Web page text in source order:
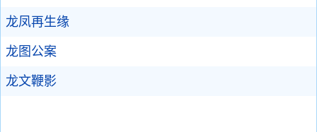
龙凤再生缘
龙图公案
龙文鞭影